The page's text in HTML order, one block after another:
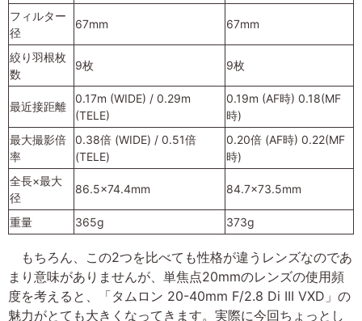
フィルター
径
67mm 67mm
絞り羽根枚
数
9枚 9枚
最近接距離
0.17m (WIDE) / 0.29m
(TELE)
0.19m (AF時) 0.18(MF
時)
最大撮影倍
率
0.38倍 (WIDE) / 0.51倍
(TELE)
0.20倍 (AF時) 0.22(MF
時)
全長×最大
径
86.5×74.4mm 84.7×73.5mm
重量 365g 373g
もちろん、この2つを比べても性格が違うレンズなのであ
まり意味がありませんが、単焦点20mmのレンズの使用頻
度を考えると、「タムロン 20-40mm F/2.8 Di III VXD」の
魅力がとても大きくなってきます。実際に今回ちょっとし